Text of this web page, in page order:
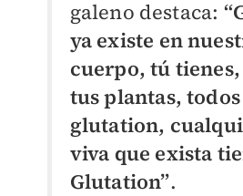
galeno destaca:
ya existe en
cuerpo, tú
tus plantas,
glutation,
viva que exista
Glutation”.